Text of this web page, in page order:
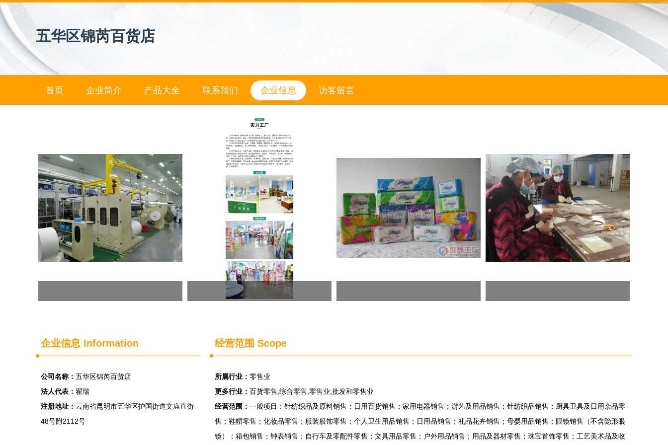
五华区锦芮百货店
首页 企业简介 产品大全 联系我们 企业信息 访客留言
企业信息 Information
公司名称： 五华区锦芮百货店
法人代表： 翟瑞
注册地址： 云南省昆明市五华区护国街道文庙直街
48号附2112号
经营范围 Scope
所属行业： 零售业
更多行业： 百货零售,综合零售,零售业,批发和零售业
经营范围： 一般项目：针纺织品及原料销售；日用百货销售；家用电器销售；游艺及用品销售；针纺织品销售；厨具卫具及日用杂品零
售；鞋帽零售；化妆品零售；服装服饰零售；个人卫生用品销售；日用品销售；礼品花卉销售；母婴用品销售；眼镜销售（不含隐形眼
镜）；箱包销售；钟表销售；自行车及零配件零售；文具用品零售；户外用品销售；用品及器材零售；珠宝首饰零售；工艺美术品及收